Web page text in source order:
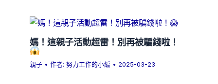
媽！這親子活動超雷！別再被騙錢啦！
親子 • 作者:努力工作的小編 • 2025-03-23